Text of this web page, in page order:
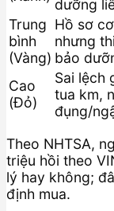
dưỡng
Trung
bình
(Vàng)
Hồ sơ
nhưng
bảo
Cao
(Đỏ)
Sai lệch
tua km,
đụng/
Theo NHTSA,
triệu hồi theo
lý hay không;
định mua.